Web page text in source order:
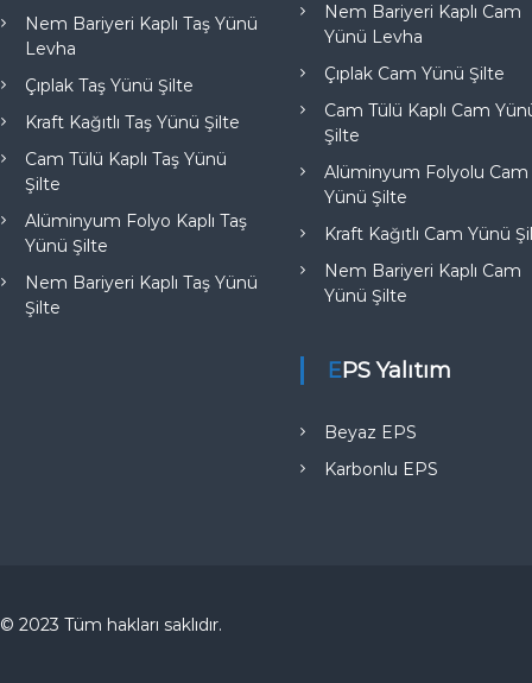
Nem Bariyeri Kaplı Taş Yünü
Levha
Çıplak Taş Yünü Şilte
Kraft Kağıtlı Taş Yünü Şilte
Cam Tülü Kaplı Taş Yünü
Şilte
Alüminyum Folyo Kaplı Taş
Yünü Şilte
Nem Bariyeri Kaplı Taş Yünü
Şilte
Nem Bariyeri Kaplı Cam
Yünü Levha
Çıplak Cam Yünü Şilte
Cam Tülü Kaplı Cam
Şilte
Alüminyum Folyolu Cam
Yünü Şilte
Kraft Kağıtlı Cam Yünü
Nem Bariyeri Kaplı Cam
Yünü Şilte
EPS Yalıtım
Beyaz EPS
Karbonlu EPS
© 2023 Tüm hakları saklıdır.